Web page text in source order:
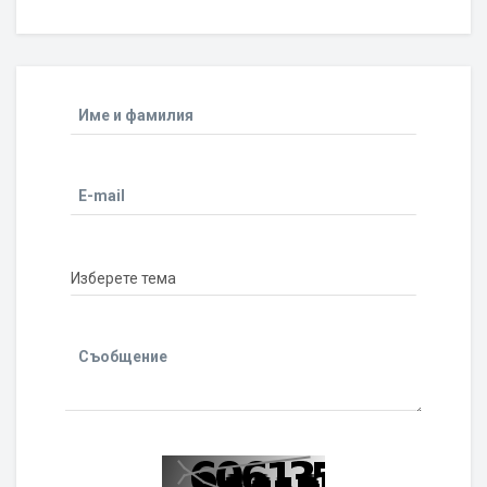
Име и фамилия
E-mail
Съобщение